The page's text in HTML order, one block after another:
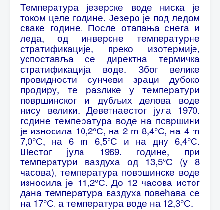
Температура језерске воде ниска је
током целе године. Језеро је под ледом
сваке године. После отапања снега и
леда, од инверсне температурне
стратификације, преко изотермије,
успоставља се директна термичка
стратификација воде. Због велике
провидности сунчеви зраци дубоко
продиру, те разлике у температури
површинског и дубљих делова воде
нису велики. Деветнаестог јула 1970.
године температура воде на површини
је износила 10,2°С, на 2 m 8,4°С, на 4 m
7,0°С, на 6 m 6,5°С и на дну 6,4°С.
Шестог јула 1969. године, при
температури ваздуха од 13,5°С (у 8
часова), температура површинске воде
износила је 11,2°С. До 12 часова истог
дана температура ваздуха повећава се
на 17°С, а температура воде на 12,3°С.